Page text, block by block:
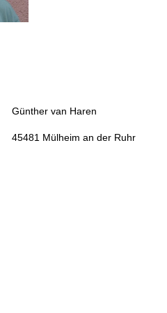
Günther van Haren
45481 Mülheim an der Ruhr